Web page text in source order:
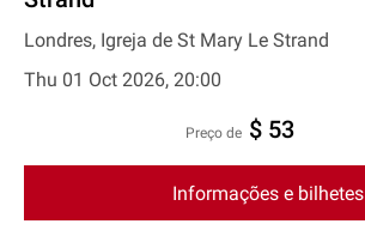
Londres, Igreja de St Mary Le Strand
Thu 01 Oct 2026, 20:00
preço de $ 53
Informações e bilhetes